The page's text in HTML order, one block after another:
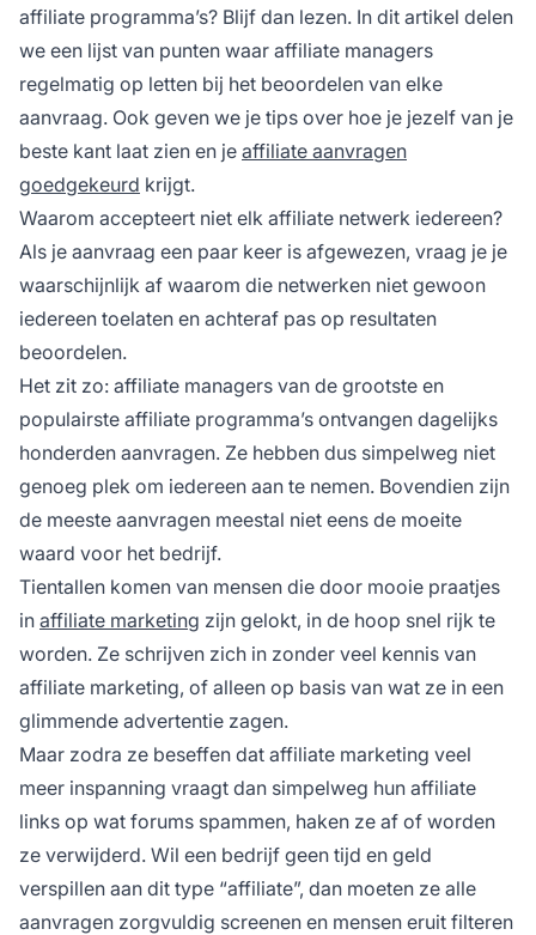
affiliate programma’s? Blijf dan lezen. In dit artikel delen
we een lijst van punten waar affiliate managers
regelmatig op letten bij het beoordelen van elke
aanvraag. Ook geven we je tips over hoe je jezelf van je
beste kant laat zien en je affiliate aanvragen
goedgekeurd krijgt.
Waarom accepteert niet elk affiliate netwerk iedereen?
Als je aanvraag een paar keer is afgewezen, vraag je je
waarschijnlijk af waarom die netwerken niet gewoon
iedereen toelaten en achteraf pas op resultaten
beoordelen.
Het zit zo: affiliate managers van de grootste en
populairste affiliate programma’s ontvangen dagelijks
honderden aanvragen. Ze hebben dus simpelweg niet
genoeg plek om iedereen aan te nemen. Bovendien zijn
de meeste aanvragen meestal niet eens de moeite
waard voor het bedrijf.
Tientallen komen van mensen die door mooie praatjes
in affiliate marketing zijn gelokt, in de hoop snel rijk te
worden. Ze schrijven zich in zonder veel kennis van
affiliate marketing, of alleen op basis van wat ze in een
glimmende advertentie zagen.
Maar zodra ze beseffen dat affiliate marketing veel
meer inspanning vraagt dan simpelweg hun affiliate
links op wat forums spammen, haken ze af of worden
ze verwijderd. Wil een bedrijf geen tijd en geld
verspillen aan dit type “affiliate”, dan moeten ze alle
aanvragen zorgvuldig screenen en mensen eruit filteren